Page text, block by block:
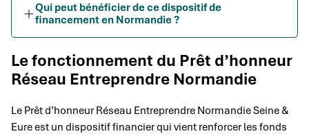
Qui peut bénéficier de ce dispositif de
financement en Normandie ?
Le fonctionnement du Prêt d’honneur
Réseau Entreprendre Normandie
Le Prêt d’honneur Réseau Entreprendre Normandie Seine &
Eure est un dispositif financier qui vient renforcer les fonds